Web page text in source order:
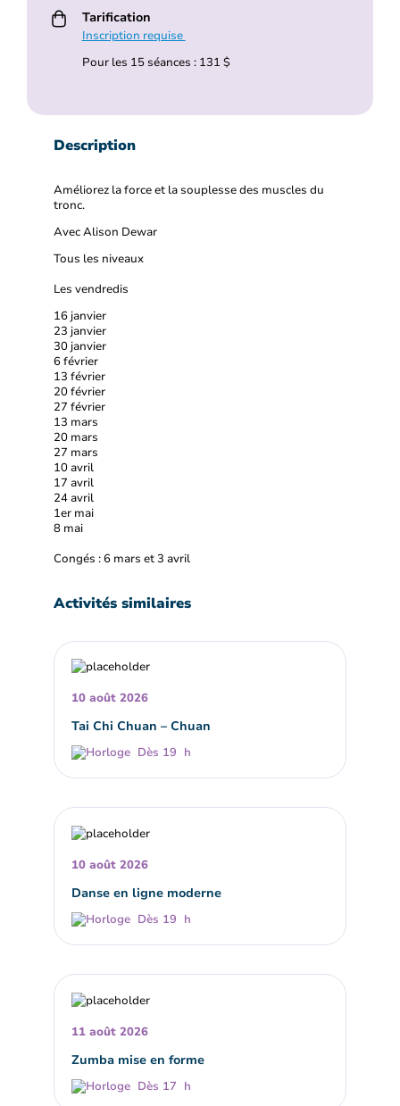
Tarification
Inscription requise
Pour les 15 séances : 131 $
Description
Améliorez la force et la souplesse des muscles du
tronc.
Avec Alison Dewar
Tous les niveaux
Les vendredis
16 janvier
23 janvier
30 janvier
6 février
13 février
20 février
27 février
13 mars
20 mars
27 mars
10 avril
17 avril
24 avril
1er mai
8 mai
Congés : 6 mars et 3 avril
Activités similaires
10 août 2026
Tai Chi Chuan – Chuan
Dès 19 h
10 août 2026
Danse en ligne moderne
Dès 19 h
11 août 2026
Zumba mise en forme
Dès 17 h